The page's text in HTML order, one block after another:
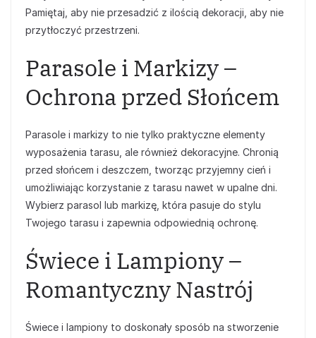
Pamiętaj, aby nie przesadzić z ilością dekoracji, aby nie
przytłoczyć przestrzeni.
Parasole i Markizy –
Ochrona przed Słońcem
Parasole i markizy to nie tylko praktyczne elementy
wyposażenia tarasu, ale również dekoracyjne. Chronią
przed słońcem i deszczem, tworząc przyjemny cień i
umożliwiając korzystanie z tarasu nawet w upalne dni.
Wybierz parasol lub markizę, która pasuje do stylu
Twojego tarasu i zapewnia odpowiednią ochronę.
Świece i Lampiony –
Romantyczny Nastrój
Świece i lampiony to doskonały sposób na stworzenie